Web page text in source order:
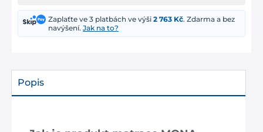
Zaplaťte ve 3 platbách ve výši2 763 Kč. Zdarma a bez
navýšení.Jak na to?
Popis